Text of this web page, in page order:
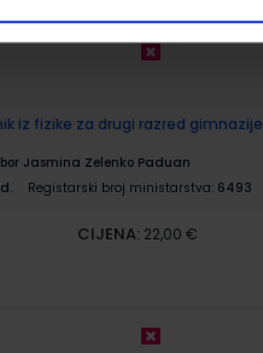
iz fizike za drugi razred gimnazije
Jasmina Zelenko Paduan
Registarski broj ministarstva: 6493
CIJENA: 22,00 €